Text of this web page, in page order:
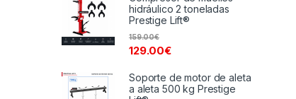
hidráulico 2 toneladas
Prestige Lift®
129.00€
159.00€
Soporte de motor de aleta
a aleta 500 kg Prestige